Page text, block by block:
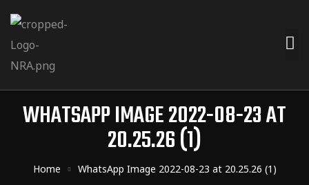
WHATSAPP IMAGE 2022-08-23 AT
20.25.26 (1)
Home WhatsApp Image 2022-08-23 at 20.25.26 (1)